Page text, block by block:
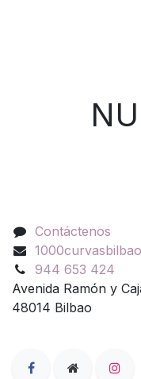
TU
Contáctenos
944 653 424
Avenida Ramón y
48014 Bilbao